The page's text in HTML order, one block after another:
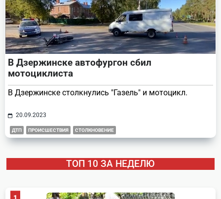
В Дзержинске автофургон сбил
мотоциклиста
В Дзержинске столкнулись "Газель" и мотоцикл.
20.09.2023
ДТП ПРОИСШЕСТВИЯ СТОЛКНОВЕНИЕ
ТОП 10 ЗА НЕДЕЛЮ